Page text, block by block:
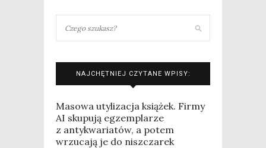
NAJCHĘTNIEJ CZYTANE WPISY:
Masowa utylizacja książek. Firmy
AI skupują egzemplarze
z antykwariatów, a potem
wrzucają je do niszczarek